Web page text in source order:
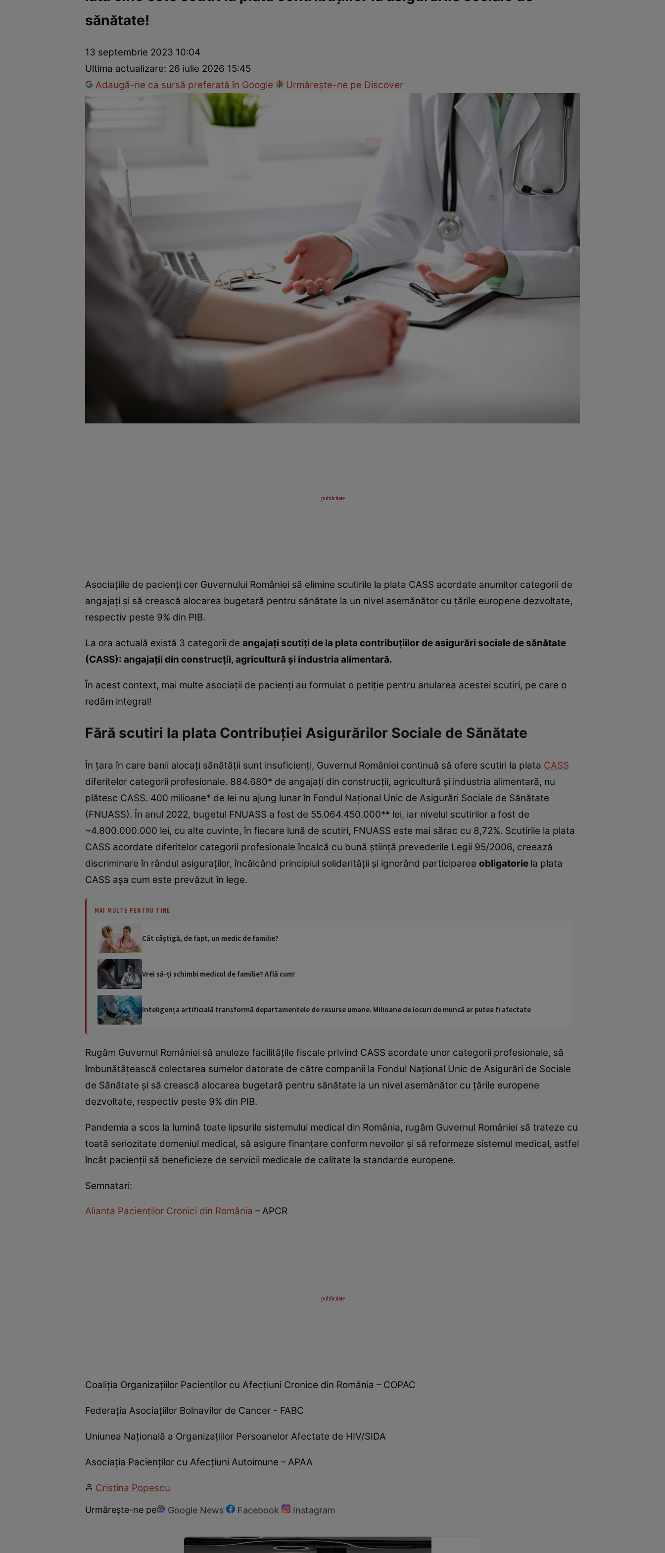
Prevenție și tratamentRemedii naturiste
sănătate!
13 septembrie 2023 10:04
Ultima actualizare: 26 iulie 2026 15:45
Adaugă-ne ca sursă preferată în Google
Urmărește-ne pe Discover
Asociațiile de pacienți cer Guvernului României să elimine scutirile la plata CASS acordate anumitor categorii de
angajaţi și să crească alocarea bugetară pentru sănătate la un nivel asemănător cu țările europene dezvoltate,
respectiv peste 9% din PIB.
La ora actuală există 3 categorii de angajați scutiți de la plata contribuțiilor de asigurări sociale de sănătate
(CASS): angajații din construcții, agricultură și industria alimentară.
În acest context, mai multe asociaţii de pacienţi au formulat o petiţie pentru anularea acestei scutiri, pe care o
redăm integral!
Fără scutiri la plata Contribuției Asigurărilor Sociale de Sănătate
În țara în care banii alocați sănătății sunt insuficienți, Guvernul României continuă să ofere scutiri la plata CASS
diferitelor categorii profesionale. 884.680* de angajați din construcții, agricultură și industria alimentară, nu
plătesc CASS. 400 milioane* de lei nu ajung lunar în Fondul Național Unic de Asigurări Sociale de Sănătate
(FNUASS). În anul 2022, bugetul FNUASS a fost de 55.064.450.000** lei, iar nivelul scutirilor a fost de
~4.800.000.000 lei, cu alte cuvinte, în fiecare lună de scutiri, FNUASS este mai sărac cu 8,72%. Scutirile la plata
CASS acordate diferitelor categorii profesionale încalcă cu bună știință prevederile Legii 95/2006, creează
discriminare în rândul asiguraților, încălcând principiul solidarității și ignorând participarea obligatorie la plata
CASS așa cum este prevăzut în lege.
MAI MULTE PENTRU TINE
Cât câștigă, de fapt, un medic de familie?
Vrei să-ți schimbi medicul de familie? Află cum!
Inteligența artificială transformă departamentele de resurse umane. Milioane de locuri de muncă ar putea fi afectate
Rugăm Guvernul României să anuleze facilitățile fiscale privind CASS acordate unor categorii profesionale, să
îmbunătățească colectarea sumelor datorate de către companii la Fondul Național Unic de Asigurări de Sociale
de Sănătate și să crească alocarea bugetară pentru sănătate la un nivel asemănător cu țările europene
dezvoltate, respectiv peste 9% din PIB.
Pandemia a scos la lumină toate lipsurile sistemului medical din România, rugăm Guvernul României să trateze cu
toată seriozitate domeniul medical, să asigure finanțare conform nevoilor și să reformeze sistemul medical, astfel
încât pacienții să beneficieze de servicii medicale de calitate la standarde europene.
Semnatari:
Alianța Pacienților Cronici din România – APCR
Coaliția Organizațiilor Pacienților cu Afecțiuni Cronice din România – COPAC
Federația Asociațiilor Bolnavilor de Cancer - FABC
Uniunea Națională a Organizațiilor Persoanelor Afectate de HIV/SIDA
Asociația Pacienților cu Afecțiuni Autoimune – APAA
Cristina Popescu
Urmărește-ne pe Google News Facebook Instagram